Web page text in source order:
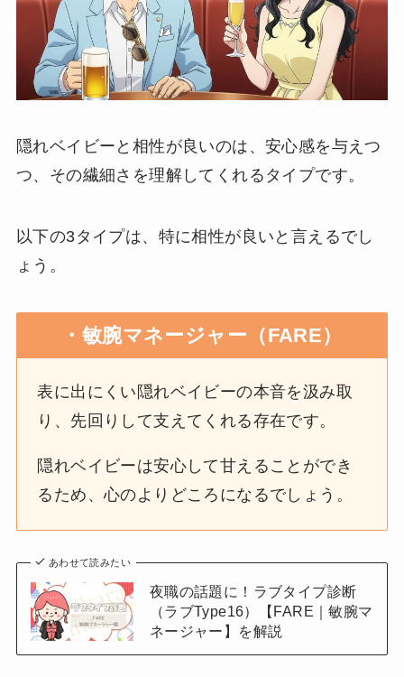
隠れベイビーと相性が良いのは、安心感を与えつ
つ、その繊細さを理解してくれるタイプです。
以下の3タイプは、特に相性が良いと言えるでし
ょう。
・敏腕マネージャー（FARE）
表に出にくい隠れベイビーの本音を汲み取
り、先回りして支えてくれる存在です。
隠れベイビーは安心して甘えることができ
るため、心のよりどころになるでしょう。
あわせて読みたい
夜職の話題に！ラブタイプ診断
（ラブType16）【FARE｜敏腕マ
ネージャー】を解説